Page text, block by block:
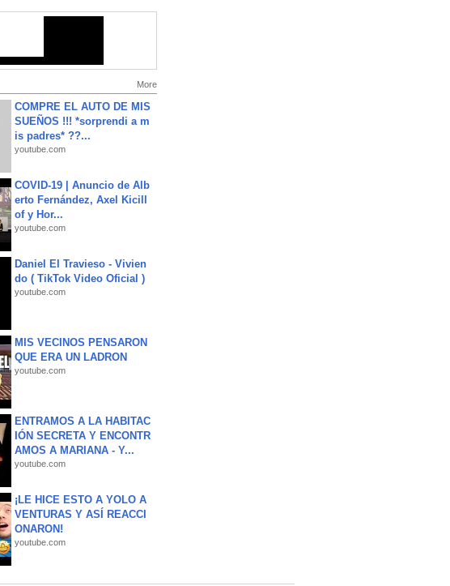
More
COMPRE EL AUTO DE MIS
SUEÑOS !!! *sorprendi a m
is padres* ??...
youtube.com
COVID-19 | Anuncio de Alb
erto Fernández, Axel Kicill
of y Hor...
youtube.com
Daniel El Travieso - Vivien
do ( TikTok Video Oficial )
youtube.com
MIS VECINOS PENSARON
QUE ERA UN LADRON
youtube.com
ENTRAMOS A LA HABITAC
IÓN SECRETA Y ENCONTR
AMOS A MARIANA - Y...
youtube.com
¡LE HICE ESTO A YOLO A
VENTURAS Y ASÍ REACCI
ONARON!
youtube.com